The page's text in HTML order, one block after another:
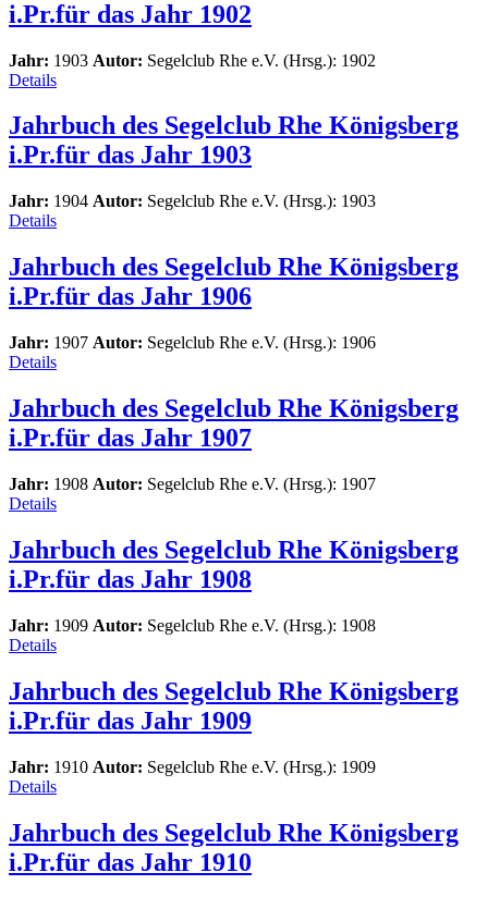
i.Pr.für das Jahr 1902
Jahr: 1903 Autor: Segelclub Rhe e.V. (Hrsg.): 1902
Details
Jahrbuch des Segelclub Rhe Königsberg
i.Pr.für das Jahr 1903
Jahr: 1904 Autor: Segelclub Rhe e.V. (Hrsg.): 1903
Details
Jahrbuch des Segelclub Rhe Königsberg
i.Pr.für das Jahr 1906
Jahr: 1907 Autor: Segelclub Rhe e.V. (Hrsg.): 1906
Details
Jahrbuch des Segelclub Rhe Königsberg
i.Pr.für das Jahr 1907
Jahr: 1908 Autor: Segelclub Rhe e.V. (Hrsg.): 1907
Details
Jahrbuch des Segelclub Rhe Königsberg
i.Pr.für das Jahr 1908
Jahr: 1909 Autor: Segelclub Rhe e.V. (Hrsg.): 1908
Details
Jahrbuch des Segelclub Rhe Königsberg
i.Pr.für das Jahr 1909
Jahr: 1910 Autor: Segelclub Rhe e.V. (Hrsg.): 1909
Details
Jahrbuch des Segelclub Rhe Königsberg
i.Pr.für das Jahr 1910